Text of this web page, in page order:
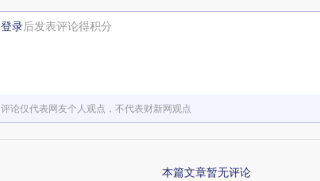
登录后发表评论得积分
评论仅代表网友个人观点，不代表财新网观点
本篇文章暂无评论